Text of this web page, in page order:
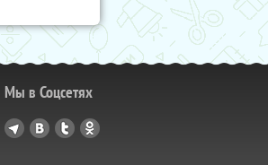
Мы в Соцсетях